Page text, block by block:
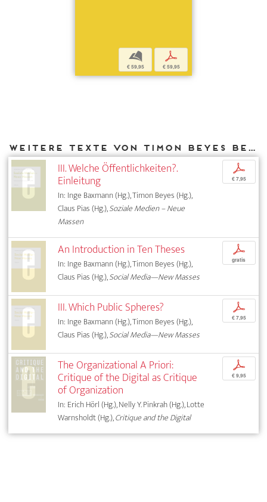
b
€ 59,95
p
€ 59,95
Weitere Texte von Timon Beyes bei DIAPHANES
III. Welche Öffentlichkeiten?.
Einleitung
In: Inge Baxmann (Hg.), Timon Beyes (Hg.),
Claus Pias (Hg.),Soziale Medien – Neue
Massen
p
€ 7,95
An Introduction in Ten Theses
In: Inge Baxmann (Hg.), Timon Beyes (Hg.),
Claus Pias (Hg.),Social Media—New Masses
p
gratis
III. Which Public Spheres?
In: Inge Baxmann (Hg.), Timon Beyes (Hg.),
Claus Pias (Hg.),Social Media—New Masses
p
€ 7,95
The Organizational A Priori:
Critique of the Digital as Critique
of Organization
In: Erich Hörl (Hg.), Nelly Y. Pinkrah (Hg.), Lotte
Warnsholdt (Hg.),Critique and the Digital
p
€ 9,95